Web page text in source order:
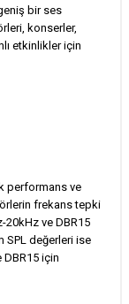
bir ses
konserler,
etkinlikler için
performans ve
frekans tepki
20kHz ve DBR15
SPL değerleri ise
DBR15 için